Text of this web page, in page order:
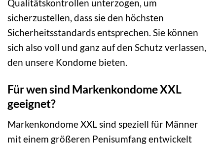
Qualitätskontrollen unterzogen, um
sicherzustellen, dass sie den höchsten
Sicherheitsstandards entsprechen. Sie können
sich also voll und ganz auf den Schutz verlassen,
den unsere Kondome bieten.
Für wen sind Markenkondome XXL
geeignet?
Markenkondome XXL sind speziell für Männer
mit einem größeren Penisumfang entwickelt